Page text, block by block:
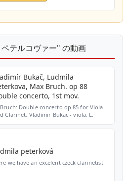
テルコヴァー" の動画
Bukač, Ludmila
Max Bruch. op 88
concerto, 1st mov.
Double concerto op.85 for Viola
Clarinet, Vladimir Bukac - viola, L.
peterková
we have an excelent czeck clarinetist